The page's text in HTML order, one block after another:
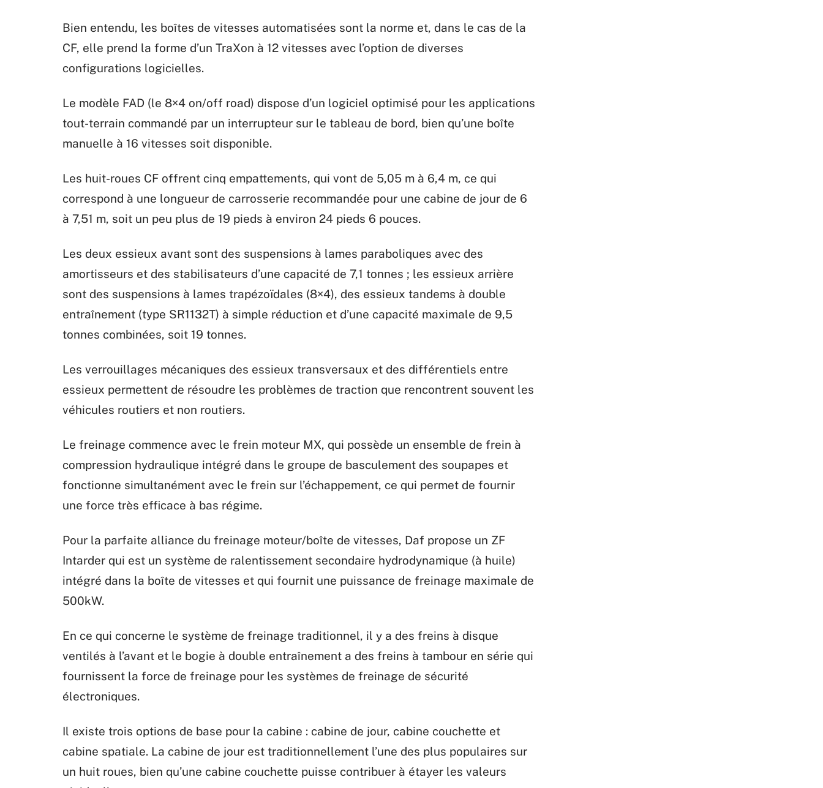
Bien entendu, les boîtes de vitesses automatisées sont la norme et, dans le cas de la
CF, elle prend la forme d’un TraXon à 12 vitesses avec l’option de diverses
configurations logicielles.
Le modèle FAD (le 8×4 on/off road) dispose d’un logiciel optimisé pour les applications
tout-terrain commandé par un interrupteur sur le tableau de bord, bien qu’une boîte
manuelle à 16 vitesses soit disponible.
Les huit-roues CF offrent cinq empattements, qui vont de 5,05 m à 6,4 m, ce qui
correspond à une longueur de carrosserie recommandée pour une cabine de jour de 6
à 7,51 m, soit un peu plus de 19 pieds à environ 24 pieds 6 pouces.
Les deux essieux avant sont des suspensions à lames paraboliques avec des
amortisseurs et des stabilisateurs d’une capacité de 7,1 tonnes ; les essieux arrière
sont des suspensions à lames trapézoïdales (8×4), des essieux tandems à double
entraînement (type SR1132T) à simple réduction et d’une capacité maximale de 9,5
tonnes combinées, soit 19 tonnes.
Les verrouillages mécaniques des essieux transversaux et des différentiels entre
essieux permettent de résoudre les problèmes de traction que rencontrent souvent les
véhicules routiers et non routiers.
Le freinage commence avec le frein moteur MX, qui possède un ensemble de frein à
compression hydraulique intégré dans le groupe de basculement des soupapes et
fonctionne simultanément avec le frein sur l’échappement, ce qui permet de fournir
une force très efficace à bas régime.
Pour la parfaite alliance du freinage moteur/boîte de vitesses, Daf propose un ZF
Intarder qui est un système de ralentissement secondaire hydrodynamique (à huile)
intégré dans la boîte de vitesses et qui fournit une puissance de freinage maximale de
500kW.
En ce qui concerne le système de freinage traditionnel, il y a des freins à disque
ventilés à l’avant et le bogie à double entraînement a des freins à tambour en série qui
fournissent la force de freinage pour les systèmes de freinage de sécurité
électroniques.
Il existe trois options de base pour la cabine : cabine de jour, cabine couchette et
cabine spatiale. La cabine de jour est traditionnellement l’une des plus populaires sur
un huit roues, bien qu’une cabine couchette puisse contribuer à étayer les valeurs